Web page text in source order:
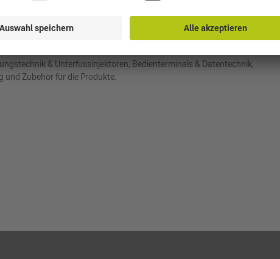
Kunde die passende Technik erhält, kann der Kunde von einem
gewünschte Technik zusammengestellt werden. Nur so erhalten Sie ein
& Unterfussinjektoren, Bedienterminals & Datentechnik,
Zubehör für die Produkte.